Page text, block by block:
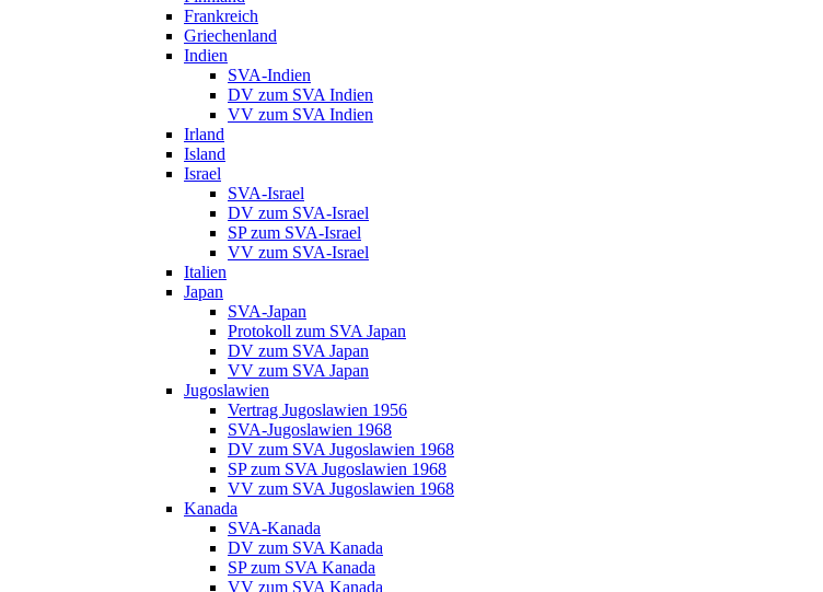
Frankreich
Griechenland
Indien
SVA-Indien
DV zum SVA Indien
VV zum SVA Indien
Irland
Island
Israel
SVA-Israel
DV zum SVA-Israel
SP zum SVA-Israel
VV zum SVA-Israel
Italien
Japan
SVA-Japan
Protokoll zum SVA Japan
DV zum SVA Japan
VV zum SVA Japan
Jugoslawien
Vertrag Jugoslawien 1956
SVA-Jugoslawien 1968
DV zum SVA Jugoslawien 1968
SP zum SVA Jugoslawien 1968
VV zum SVA Jugoslawien 1968
Kanada
SVA-Kanada
DV zum SVA Kanada
SP zum SVA Kanada
VV zum SVA Kanada